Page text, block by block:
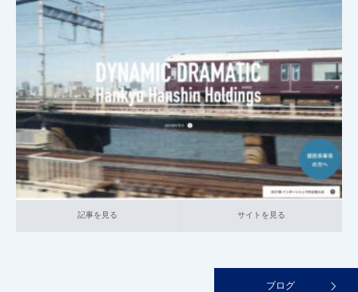
2025.05.25
001_新卒採用サイト 021_運輸 大企業の採用サイト 本社が地方の企
業
記事を見る サイトを見る
記事を見る サイトを見る
ブログ
採用サイトの「よくある質問」とは？具体的
な作り方と参考事例か…
採用サイトの「福利厚生」とは？具体的な作
り方と参考事例から解…